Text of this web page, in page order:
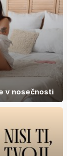
v nosečnosti